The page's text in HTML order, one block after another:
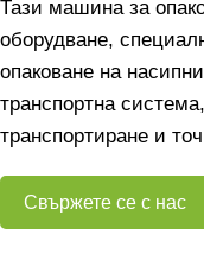
Тази машина за
оборудване,
опаковане на
транспортна
транспортиране и
Свържете се с нас